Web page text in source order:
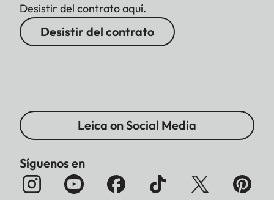
Desistir del contrato aquí.
Desistir del contrato
Leica on Social Media
Síguenos en